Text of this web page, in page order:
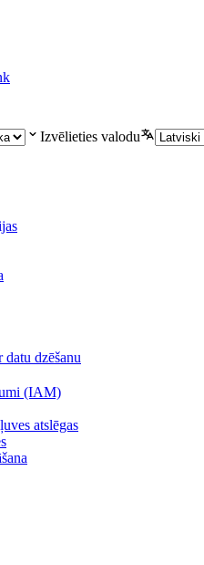
Izvēlieties valodu
datu dzēšanu
(IAM)
atslēgas